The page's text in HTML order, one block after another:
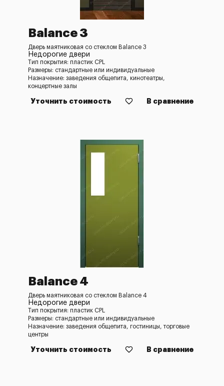
Balance 3
Дверь маятниковая со стеклом Balance 3
Недорогие двери
Тип покрытия: пластик CPL
Размеры: стандартные или индивидуальные
Назначение: заведения общепита, кинотеатры,
концертные залы
Уточнить стоимость В сравнение
Balance 4
Дверь маятниковая со стеклом Balance 4
Недорогие двери
Тип покрытия: пластик CPL
Размеры: стандартные или индивидуальные
Назначение: заведения общепита, гостиницы, торговые
центры
Уточнить стоимость В сравнение